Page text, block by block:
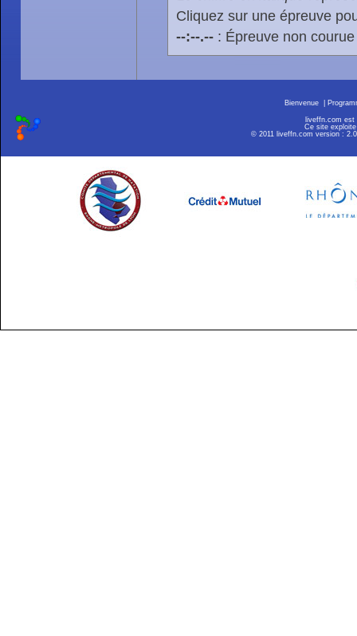
Cliquez sur une épreuve
--:--.--: Épreuve non
Bienvenue
liveffn.com est
Ce site
© 2011 liveffn.com version :